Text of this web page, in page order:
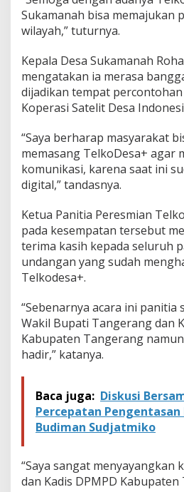
Sukamanah bisa memajukan
wilayah,” tuturnya.
Kepala Desa Sukamanah
mengatakan ia merasa
dijadikan tempat
Koperasi Satelit Desa
“Saya berharap masyarakat
memasang TelkoDesa+ agar
komunikasi, karena saat ini
digital,” tandasnya.
Ketua Panitia Peresmian
pada kesempatan tersebut
terima kasih kepada seluruh
undangan yang sudah
Telkodesa+.
“Sebenarnya acara ini panitia
Wakil Bupati Tangerang dan
Kabupaten Tangerang
hadir,” katanya.
Baca juga: Diskusi
Percepatan
Budiman Sudjatmiko
“Saya sangat menyayangkan
dan Kadis DPMPD